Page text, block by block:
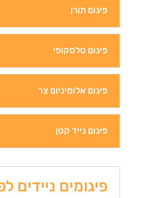
פיגום תורן
פיגום טלסקופי
פיגום אלומיניום צר
פיגום נייד קטן
פיגומים ניידים